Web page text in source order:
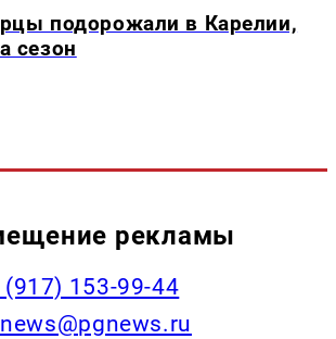
подорожали в Карелии,
сезон
рекламы
(917) 153-99-44